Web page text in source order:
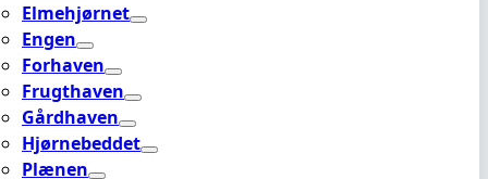
Elmehjørnet
Engen
Forhaven
Frugthaven
Gårdhaven
Hjørnebeddet
Plænen